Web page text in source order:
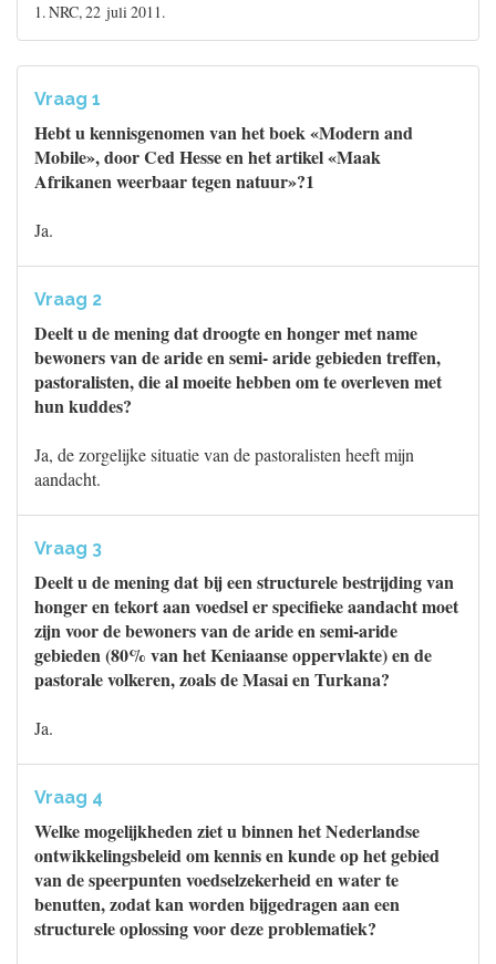
1. NRC, 22 juli 2011.
Vraag 1
Hebt u kennisgenomen van het boek «Modern and
Mobile», door Ced Hesse en het artikel «Maak
Afrikanen weerbaar tegen natuur»?1
Ja.
Vraag 2
Deelt u de mening dat droogte en honger met name
bewoners van de aride en semi- aride gebieden treffen,
pastoralisten, die al moeite hebben om te overleven met
hun kuddes?
Ja, de zorgelijke situatie van de pastoralisten heeft mijn
aandacht.
Vraag 3
Deelt u de mening dat bij een structurele bestrijding van
honger en tekort aan voedsel er specifieke aandacht moet
zijn voor de bewoners van de aride en semi-aride
gebieden (80% van het Keniaanse oppervlakte) en de
pastorale volkeren, zoals de Masai en Turkana?
Ja.
Vraag 4
Welke mogelijkheden ziet u binnen het Nederlandse
ontwikkelingsbeleid om kennis en kunde op het gebied
van de speerpunten voedselzekerheid en water te
benutten, zodat kan worden bijgedragen aan een
structurele oplossing voor deze problematiek?